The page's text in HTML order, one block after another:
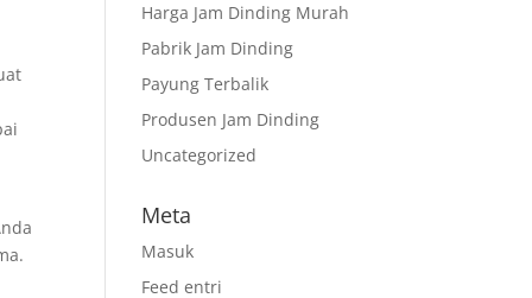
Harga Jam Dinding Murah
Pabrik Jam Dinding
Payung Terbalik
Produsen Jam Dinding
Uncategorized
Meta
Masuk
Feed entri